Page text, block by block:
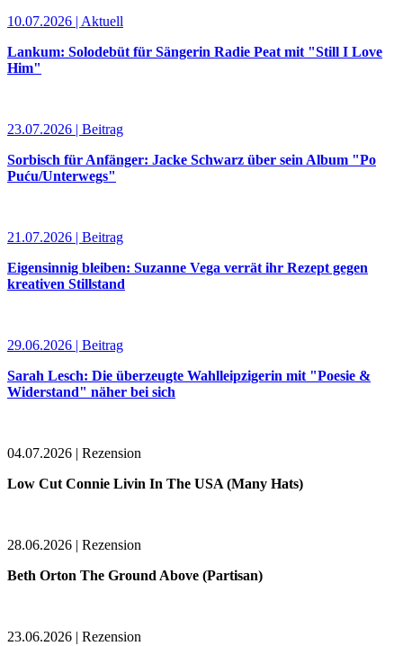
10.07.2026 | Aktuell
Lankum: Solodebüt für Sängerin Radie Peat mit "Still I Love
Him"
23.07.2026 | Beitrag
Sorbisch für Anfänger: Jacke Schwarz über sein Album "Po
Puću/Unterwegs"
21.07.2026 | Beitrag
Eigensinnig bleiben: Suzanne Vega verrät ihr Rezept gegen
kreativen Stillstand
29.06.2026 | Beitrag
Sarah Lesch: Die überzeugte Wahlleipzigerin mit "Poesie &
Widerstand" näher bei sich
04.07.2026 | Rezension
Low Cut Connie Livin In The USA (Many Hats)
28.06.2026 | Rezension
Beth Orton The Ground Above (Partisan)
23.06.2026 | Rezension